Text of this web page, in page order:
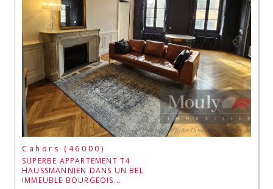
Cahors (46000)
SUPERBE APPARTEMENT T4
HAUSSMANNIEN DANS UN BEL
IMMEUBLE BOURGEOIS...